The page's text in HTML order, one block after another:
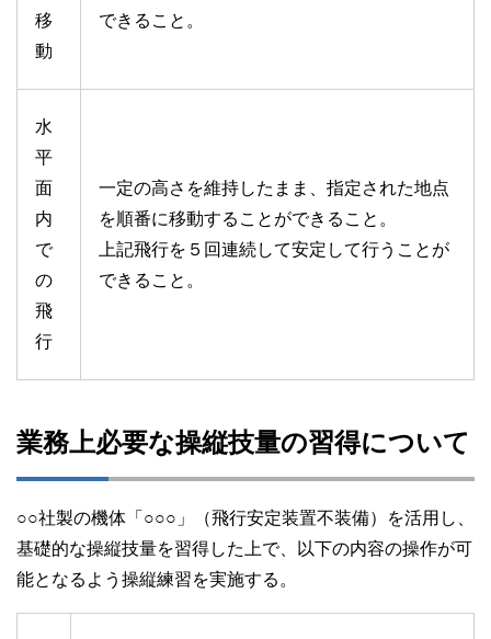
移
動
できること。
水
平
面
内
で
の
飛
行
一定の高さを維持したまま、指定された地点
を順番に移動することができること。
上記飛行を５回連続して安定して行うことが
できること。
業務上必要な操縦技量の習得について
○○社製の機体「○○○」（飛行安定装置不装備）を活用し、
基礎的な操縦技量を習得した上で、以下の内容の操作が可
能となるよう操縦練習を実施する。